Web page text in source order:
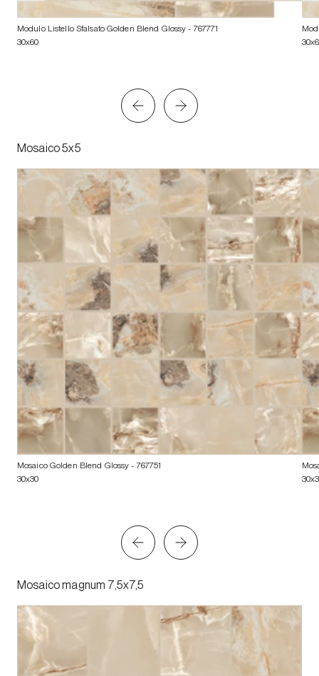
Modulo Listello Sfalsato Golden Blend Glossy - 767771
30x60
Mosaico 5x5
Mosaico Golden Blend Glossy - 767751
30x30
Mosaico magnum 7,5x7,5